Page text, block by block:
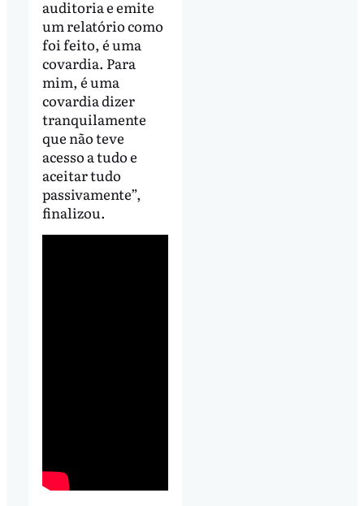
auditoria e emite
um relatório como
foi feito, é uma
covardia. Para
mim, é uma
covardia dizer
tranquilamente
que não teve
acesso a tudo e
aceitar tudo
passivamente”,
finalizou.